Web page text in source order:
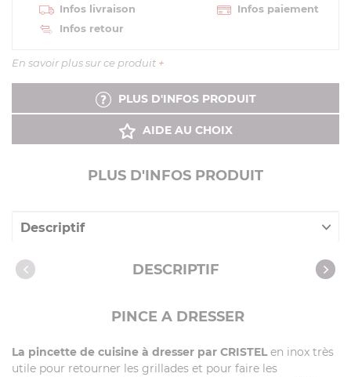
Infos livraison
Infos paiement
Infos retour
En savoir plus sur ce produit +
PLUS D'INFOS PRODUIT
AIDE AU CHOIX
PLUS D'INFOS PRODUIT
Descriptif
Caractéristiques DESCRIPTIF
PINCE A DRESSER
La pincette de cuisine à dresser par CRISTELen inox très
utile pour retourner les grillades et pour faire les